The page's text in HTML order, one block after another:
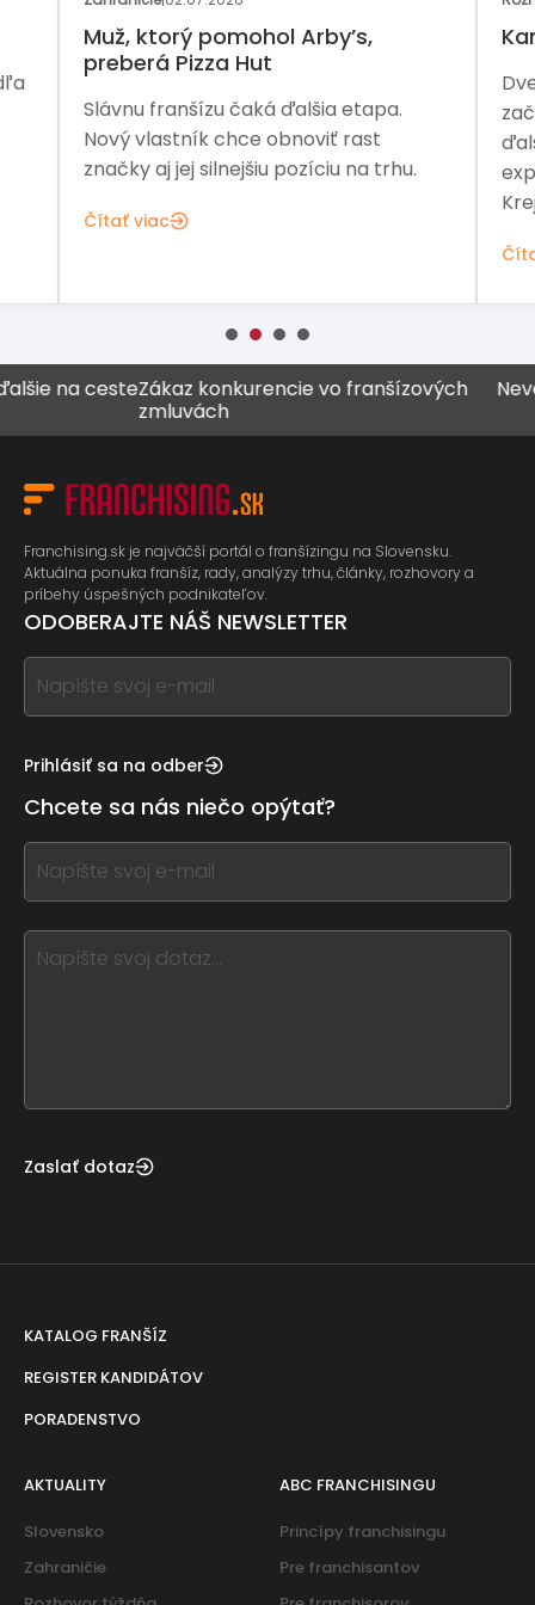
Muž, ktorý pomohol Arby’s,
preberá Pizza Hut
Slávnu franšízu čaká ďalšia etapa.
Nový vlastník chce obnoviť rast
značky aj jej silnejšiu pozíciu na trhu.
Čítať viac
cesteZákaz konkurencie vo franšízových
zmluvách
Never
Franchising.sk je najväčší portál o franšízingu na Slovensku.
Aktuálna ponuka franšíz, rady, analýzy trhu, články, rozhovory a
príbehy úspešných podnikateľov.
ODOBERAJTE NÁŠ NEWSLETTER
If
you
this,
this
form
field
blank
Prihlásiť sa na odber
Chcete sa nás niečo opýtať?
If
you
this,
leave
Zaslať dotaz
KATALOG FRANŠÍZ
REGISTER KANDIDÁTOV
PORADENSTVO
AKTUALITY
Slovensko
Zahraničie
ABC FRANCHISINGU
Princípy franchisingu
Pre franchisantov